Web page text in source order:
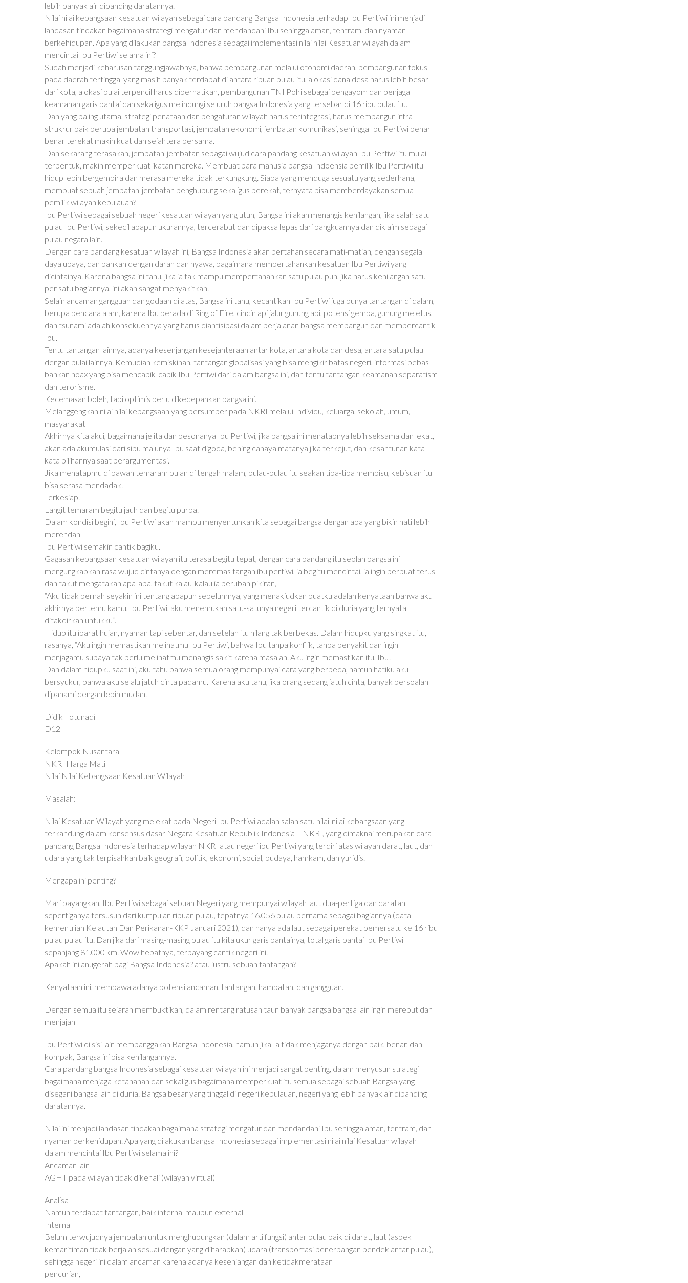
lebih banyak air dibanding daratannya.
Nilai nilai kebangsaan kesatuan wilayah sebagai cara pandang Bangsa Indonesia terhadap Ibu Pertiwi ini menjadi
landasan tindakan bagaimana strategi mengatur dan mendandani Ibu sehingga aman, tentram, dan nyaman
berkehidupan. Apa yang dilakukan bangsa Indonesia sebagai implementasi nilai nilai Kesatuan wilayah dalam
mencintai Ibu Pertiwi selama ini?
Sudah menjadi keharusan tanggungjawabnya, bahwa pembangunan melalui otonomi daerah, pembangunan fokus
pada daerah tertinggal yang masih banyak terdapat di antara ribuan pulau itu, alokasi dana desa harus lebih besar
dari kota, alokasi pulai terpencil harus diperhatikan, pembangunan TNI Polri sebagai pengayom dan penjaga
keamanan garis pantai dan sekaligus melindungi seluruh bangsa Indonesia yang tersebar di 16 ribu pulau itu.
Dan yang paling utama, strategi penataan dan pengaturan wilayah harus terintegrasi, harus membangun infra-
strukrur baik berupa jembatan transportasi, jembatan ekonomi, jembatan komunikasi, sehingga Ibu Pertiwi benar
benar terekat makin kuat dan sejahtera bersama.
Dan sekarang terasakan, jembatan-jembatan sebagai wujud cara pandang kesatuan wilayah Ibu Pertiwi itu mulai
terbentuk, makin memperkuat ikatan mereka. Membuat para manusia bangsa Indoensia pemilik Ibu Pertiwi itu
hidup lebih bergembira dan merasa mereka tidak terkungkung. Siapa yang menduga sesuatu yang sederhana,
membuat sebuah jembatan-jembatan penghubung sekaligus perekat, ternyata bisa memberdayakan semua
pemilik wilayah kepulauan?
Ibu Pertiwi sebagai sebuah negeri kesatuan wilayah yang utuh, Bangsa ini akan menangis kehilangan, jika salah satu
pulau Ibu Pertiwi, sekecil apapun ukurannya, tercerabut dan dipaksa lepas dari pangkuannya dan diklaim sebagai
pulau negara lain.
Dengan cara pandang kesatuan wilayah ini, Bangsa Indonesia akan bertahan secara mati-matian, dengan segala
daya upaya, dan bahkan dengan darah dan nyawa, bagaimana mempertahankan kesatuan Ibu Pertiwi yang
dicintainya. Karena bangsa ini tahu, jika ia tak mampu mempertahankan satu pulau pun, jika harus kehilangan satu
per satu bagiannya, ini akan sangat menyakitkan.
Selain ancaman gangguan dan godaan di atas, Bangsa ini tahu, kecantikan Ibu Pertiwi juga punya tantangan di dalam,
berupa bencana alam, karena Ibu berada di Ring of Fire, cincin api jalur gunung api, potensi gempa, gunung meletus,
dan tsunami adalah konsekuennya yang harus diantisipasi dalam perjalanan bangsa membangun dan mempercantik
Ibu.
Tentu tantangan lainnya, adanya kesenjangan kesejahteraan antar kota, antara kota dan desa, antara satu pulau
dengan pulai lainnya. Kemudian kemiskinan, tantangan globalisasi yang bisa mengikir batas negeri, informasi bebas
bahkan hoax yang bisa mencabik-cabik Ibu Pertiwi dari dalam bangsa ini, dan tentu tantangan keamanan separatism
dan terorisme.
Kecemasan boleh, tapi optimis perlu dikedepankan bangsa ini.
Melanggengkan nilai nilai kebangsaan yang bersumber pada NKRI melalui Individu, keluarga, sekolah, umum,
masyarakat
Akhirnya kita akui, bagaimana jelita dan pesonanya Ibu Pertiwi, jika bangsa ini menatapnya lebih seksama dan lekat,
akan ada akumulasi dari sipu malunya Ibu saat digoda, bening cahaya matanya jika terkejut, dan kesantunan kata-
kata pilihannya saat berargumentasi.
Jika menatapmu di bawah temaram bulan di tengah malam, pulau-pulau itu seakan tiba-tiba membisu, kebisuan itu
bisa serasa mendadak.
Terkesiap.
Langit temaram begitu jauh dan begitu purba.
Dalam kondisi begini, Ibu Pertiwi akan mampu menyentuhkan kita sebagai bangsa dengan apa yang bikin hati lebih
merendah
Ibu Pertiwi semakin cantik bagiku.
Gagasan kebangsaan kesatuan wilayah itu terasa begitu tepat, dengan cara pandang itu seolah bangsa ini
mengungkapkan rasa wujud cintanya dengan meremas tangan ibu pertiwi, ia begitu mencintai, ia ingin berbuat terus
dan takut mengatakan apa-apa, takut kalau-kalau ia berubah pikiran,
“Aku tidak pernah seyakin ini tentang apapun sebelumnya, yang menakjudkan buatku adalah kenyataan bahwa aku
akhirnya bertemu kamu, Ibu Pertiwi, aku menemukan satu-satunya negeri tercantik di dunia yang ternyata
ditakdirkan untukku”.
Hidup itu ibarat hujan, nyaman tapi sebentar, dan setelah itu hilang tak berbekas. Dalam hidupku yang singkat itu,
rasanya, “Aku ingin memastikan melihatmu Ibu Pertiwi, bahwa Ibu tanpa konflik, tanpa penyakit dan ingin
menjagamu supaya tak perlu melihatmu menangis sakit karena masalah. Aku ingin memastikan itu, Ibu!
Dan dalam hidupku saat ini, aku tahu bahwa semua orang mempunyai cara yang berbeda, namun hatiku aku
bersyukur, bahwa aku selalu jatuh cinta padamu. Karena aku tahu, jika orang sedang jatuh cinta, banyak persoalan
dipahami dengan lebih mudah.
Didik Fotunadi
D12
Kelompok Nusantara
NKRI Harga Mati
Nilai Nilai Kebangsaan Kesatuan Wilayah
Masalah:
Nilai Kesatuan Wilayah yang melekat pada Negeri Ibu Pertiwi adalah salah satu nilai-nilai kebangsaan yang
terkandung dalam konsensus dasar Negara Kesatuan Republik Indonesia – NKRI, yang dimaknai merupakan cara
pandang Bangsa Indonesia terhadap wilayah NKRI atau negeri ibu Pertiwi yang terdiri atas wilayah darat, laut, dan
udara yang tak terpisahkan baik geografi, politik, ekonomi, social, budaya, hamkam, dan yuridis.
Mengapa ini penting?
Mari bayangkan, Ibu Pertiwi sebagai sebuah Negeri yang mempunyai wilayah laut dua-pertiga dan daratan
sepertiganya tersusun dari kumpulan ribuan pulau, tepatnya 16.056 pulau bernama sebagai bagiannya (data
kementrian Kelautan Dan Perikanan-KKP Januari 2021), dan hanya ada laut sebagai perekat pemersatu ke 16 ribu
pulau pulau itu. Dan jika dari masing-masing pulau itu kita ukur garis pantainya, total garis pantai Ibu Pertiwi
sepanjang 81.000 km. Wow hebatnya, terbayang cantik negeri ini.
Apakah ini anugerah bagi Bangsa Indonesia? atau justru sebuah tantangan?
Kenyataan ini, membawa adanya potensi ancaman, tantangan, hambatan, dan gangguan.
Dengan semua itu sejarah membuktikan, dalam rentang ratusan taun banyak bangsa bangsa lain ingin merebut dan
menjajah
Ibu Pertiwi di sisi lain membanggakan Bangsa Indonesia, namun jika Ia tidak menjaganya dengan baik, benar, dan
kompak, Bangsa ini bisa kehilangannya.
Cara pandang bangsa Indonesia sebagai kesatuan wilayah ini menjadi sangat penting, dalam menyusun strategi
bagaimana menjaga ketahanan dan sekaligus bagaimana memperkuat itu semua sebagai sebuah Bangsa yang
disegani bangsa lain di dunia. Bangsa besar yang tinggal di negeri kepulauan, negeri yang lebih banyak air dibanding
daratannya.
Nilai ini menjadi landasan tindakan bagaimana strategi mengatur dan mendandani Ibu sehingga aman, tentram, dan
nyaman berkehidupan. Apa yang dilakukan bangsa Indonesia sebagai implementasi nilai nilai Kesatuan wilayah
dalam mencintai Ibu Pertiwi selama ini?
Ancaman lain
AGHT pada wilayah tidak dikenali (wilayah virtual)
Analisa
Namun terdapat tantangan, baik internal maupun external
Internal
Belum terwujudnya jembatan untuk menghubungkan (dalam arti fungsi) antar pulau baik di darat, laut (aspek
kemaritiman tidak berjalan sesuai dengan yang diharapkan) udara (transportasi penerbangan pendek antar pulau),
sehingga negeri ini dalam ancaman karena adanya kesenjangan dan ketidakmerataan
pencurian,